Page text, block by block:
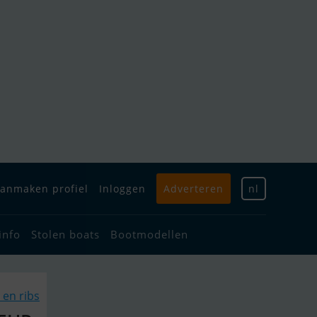
profiel Inloggen Adverteren nl
Stolen boats Bootmodellen
ribs